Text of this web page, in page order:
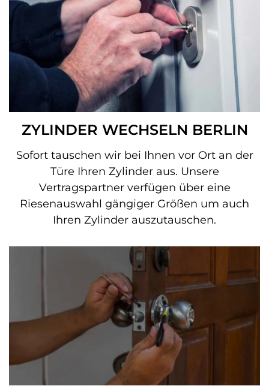
ZYLINDER WECHSELN BERLIN
Sofort tauschen wir bei Ihnen vor Ort an der
Türe Ihren Zylinder aus. Unsere
Vertragspartner verfügen über eine
Riesenauswahl gängiger Größen um auch
Ihren Zylinder auszutauschen.